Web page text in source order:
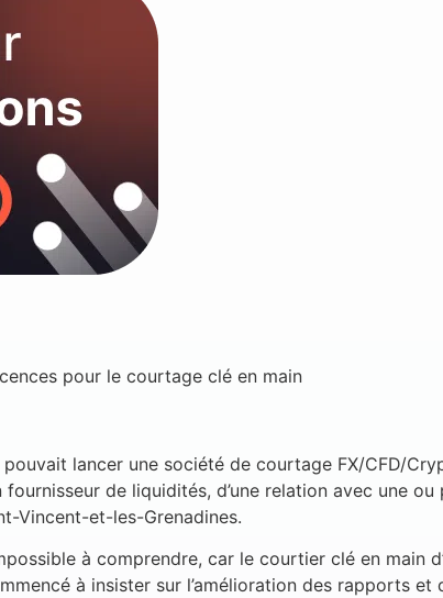
pour le courtage clé en main
lancer une société de courtage FX/CFD/
fournisseur de liquidités, d’une relation avec une
Vincent-et-les-Grenadines.
à comprendre, car le courtier clé en main
à insister sur l’amélioration des rapports